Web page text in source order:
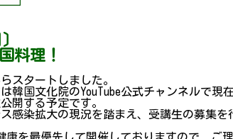
料理！
スタートしました。
国文化院のYouTube公式チャンネルで現
開する予定です。
感染拡大の現況を踏まえ、受講生の募集